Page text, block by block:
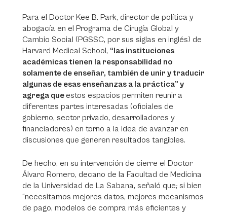
Para el Doctor Kee B. Park, director de política y
abogacía en el Programa de Cirugía Global y
Cambio Social (PGSSC, por sus siglas en inglés) de
Harvard Medical School, “las instituciones
académicas tienen la responsabilidad no
solamente de enseñar, también de unir y traducir
algunas de esas enseñanzas a la práctica” y
agrega que estos espacios permiten reunir a
diferentes partes interesadas (oficiales de
gobierno, sector privado, desarrolladores y
financiadores) en torno a la idea de avanzar en
discusiones que generen resultados tangibles.
De hecho, en su intervención de cierre el Doctor
Álvaro Romero, decano de la Facultad de Medicina
de la Universidad de La Sabana, señaló que, si bien
“necesitamos mejores datos, mejores mecanismos
de pago, modelos de compra más eficientes y